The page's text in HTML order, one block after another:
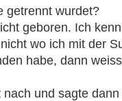
getrennt wurdet?
geboren. Ich
wo ich mit der
habe, dann
und sagte